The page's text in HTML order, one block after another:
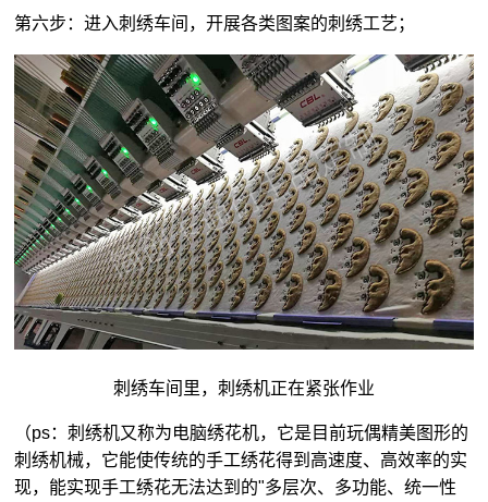
第六步：进入刺绣车间，开展各类图案的刺绣工艺；
刺绣车间里，刺绣机正在紧张作业
（ps：刺绣机又称为电脑绣花机，它是目前玩偶精美图形的
刺绣机械，它能使传统的手工绣花得到高速度、高效率的实
现，能实现手工绣花无法达到的"多层次、多功能、统一性